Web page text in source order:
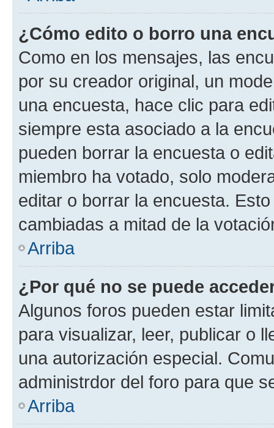
¿Cómo edito o borro una
Como en los mensajes, las
por su creador original, un
una encuesta, hace clic para
siempre esta asociado a la
pueden borrar la encuesta o
miembro ha votado, solo
editar o borrar la encuesta.
cambiadas a mitad de la
Arriba
¿Por qué no se puede
Algunos foros pueden estar
para visualizar, leer, publicar o
una autorización especial.
administrdor del foro para que
Arriba